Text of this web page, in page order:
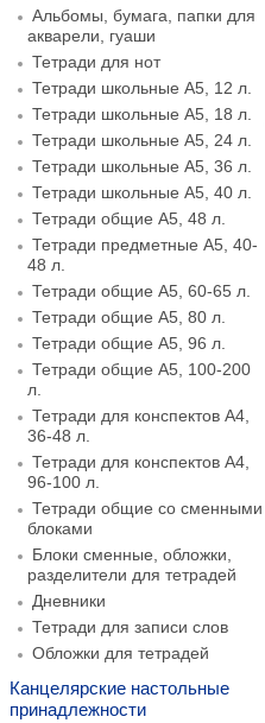
Альбомы, бумага, папки для
акварели, гуаши
Тетради для нот
Тетради школьные А5, 12 л.
Тетради школьные А5, 18 л.
Тетради школьные А5, 24 л.
Тетради школьные А5, 36 л.
Тетради школьные А5, 40 л.
Тетради общие А5, 48 л.
Тетради предметные А5, 40-
48 л.
Тетради общие А5, 60-65 л.
Тетради общие А5, 80 л.
Тетради общие А5, 96 л.
Тетради общие А5, 100-200
л.
Тетради для конспектов А4,
36-48 л.
Тетради для конспектов А4,
96-100 л.
Тетради общие со сменными
блоками
Блоки сменные, обложки,
разделители для тетрадей
Дневники
Тетради для записи слов
Обложки для тетрадей
Канцелярские настольные
принадлежности